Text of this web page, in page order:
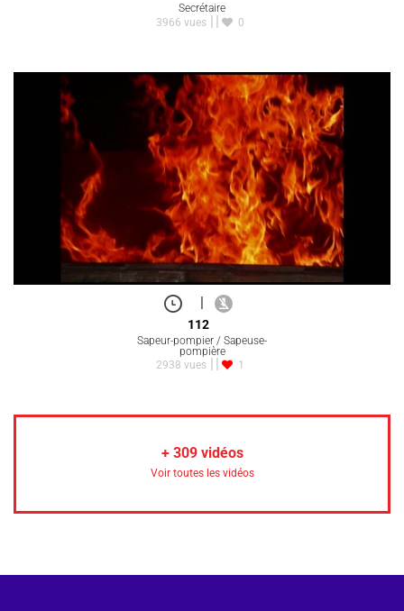
Secrétaire
3966 vues
0
|
112
Sapeur-pompier / Sapeuse-
pompière
2938 vues
1
+ 309vidéos
Voir toutes les vidéos